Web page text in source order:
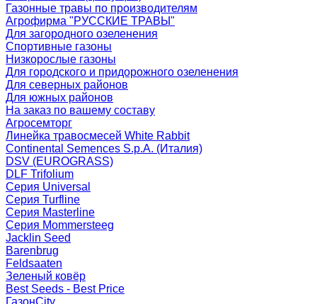
Газонные травы по производителям
Агрофирма "РУССКИЕ ТРАВЫ"
Для загородного озеленения
Спортивные газоны
Низкорослые газоны
Для городского и придорожного озеленения
Для северных районов
Для южных районов
На заказ по вашему составу
Агросемторг
Линейка травосмесей White Rabbit
Continental Semences S.p.A. (Италия)
DSV (EUROGRASS)
DLF Trifolium
Серия Universal
Серия Turfline
Серия Masterline
Серия Mommersteeg
Jacklin Seed
Barenbrug
Feldsaaten
Зеленый ковёр
Best Seeds - Best Price
ГазонCity